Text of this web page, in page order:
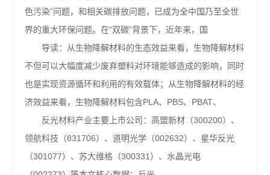
色污染”问题，和相关碳排放问题，已成为全中国乃至全世
界的重大环保问题。在“双碳”背景下，近年来，国
导读：从生物降解材料的生态效益来看，生物降解材料
不但可以大幅度减少废弃塑料对环境能够造成的影响，同时
也是实现资源循环和利用的有效载体；从生物降解材料的经
济效益来看，生物降解材料包含PLA、PBS、PBAT、
反光材料产业主要上市公司：高盟新材（300200）、
领航科技（831706）、道明光学（002632）、星华反光
（301077）、苏大维格（300331）、水晶光电